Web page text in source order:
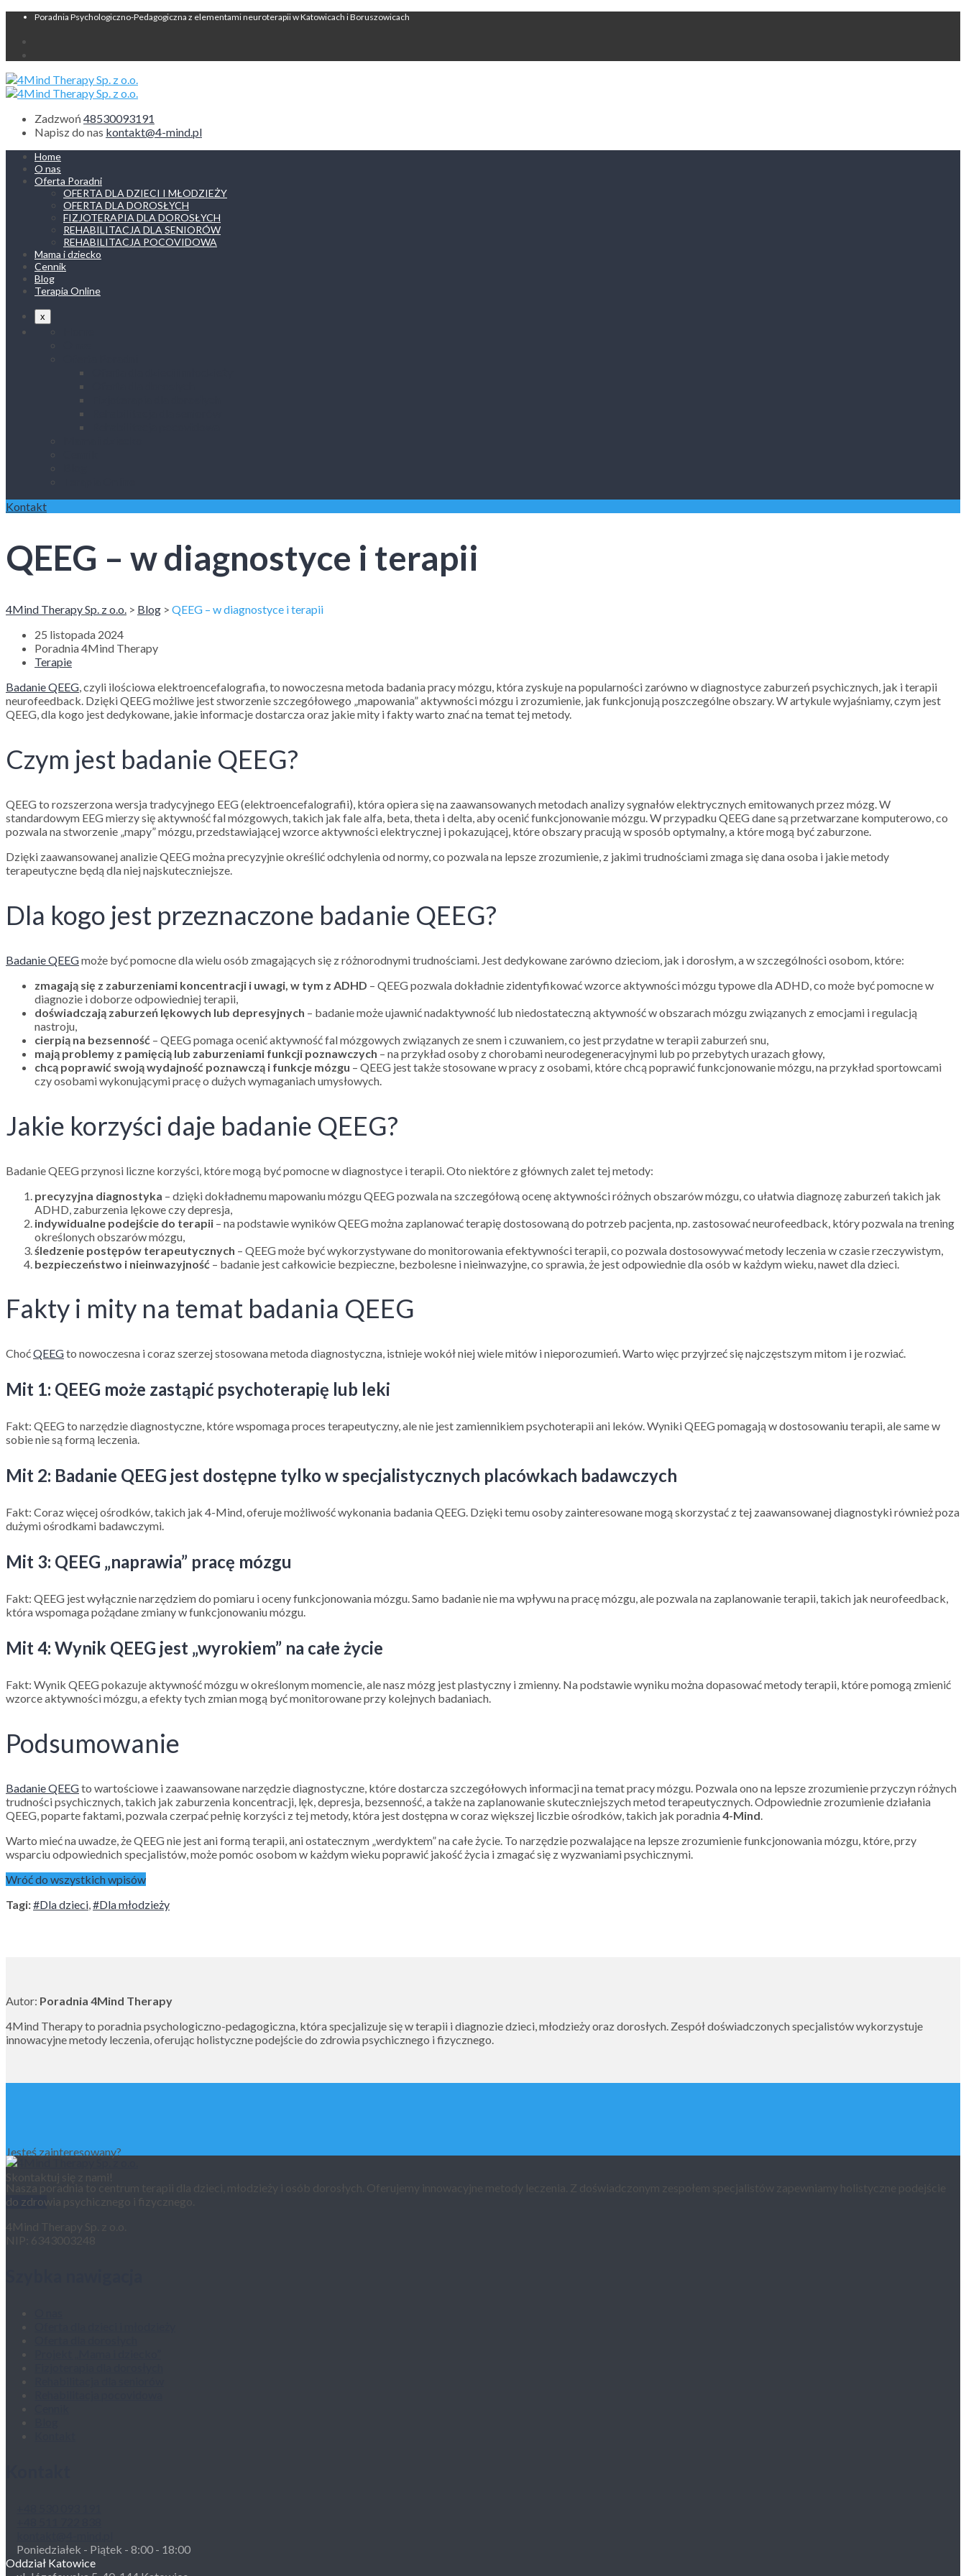
Poradnia Psychologiczno-Pedagogiczna z elementami neuroterapii w Katowicach i Boruszowicach
Zadzwoń 48530093191
Napisz do nas kontakt@4-mind.pl
Home
O nas
Oferta Poradni
OFERTA DLA DZIECI I MŁODZIEŻY
OFERTA DLA DOROSŁYCH
FIZJOTERAPIA DLA DOROSŁYCH
REHABILITACJA DLA SENIORÓW
REHABILITACJA POCOVIDOWA
Mama i dziecko
Cennik
Blog
Terapia Online
x
Kontakt
QEEG – w diagnostyce i terapii
4Mind Therapy Sp. z o.o. > Blog > QEEG – w diagnostyce i terapii
25 listopada 2024
Poradnia 4Mind Therapy
Terapie
Badanie QEEG, czyli ilościowa elektroencefalografia, to nowoczesna metoda badania pracy mózgu, która zyskuje na popularności zarówno w diagnostyce zaburzeń psychicznych, jak i terapii
neurofeedback. Dzięki QEEG możliwe jest stworzenie szczegółowego „mapowania” aktywności mózgu i zrozumienie, jak funkcjonują poszczególne obszary. W artykule wyjaśniamy, czym jest
QEEG, dla kogo jest dedykowane, jakie informacje dostarcza oraz jakie mity i fakty warto znać na temat tej metody.
Czym jest badanie QEEG?
QEEG to rozszerzona wersja tradycyjnego EEG (elektroencefalografii), która opiera się na zaawansowanych metodach analizy sygnałów elektrycznych emitowanych przez mózg. W
standardowym EEG mierzy się aktywność fal mózgowych, takich jak fale alfa, beta, theta i delta, aby ocenić funkcjonowanie mózgu. W przypadku QEEG dane są przetwarzane komputerowo, co
pozwala na stworzenie „mapy” mózgu, przedstawiającej wzorce aktywności elektrycznej i pokazującej, które obszary pracują w sposób optymalny, a które mogą być zaburzone.
Dzięki zaawansowanej analizie QEEG można precyzyjnie określić odchylenia od normy, co pozwala na lepsze zrozumienie, z jakimi trudnościami zmaga się dana osoba i jakie metody
terapeutyczne będą dla niej najskuteczniejsze.
Dla kogo jest przeznaczone badanie QEEG?
Badanie QEEGmoże być pomocne dla wielu osób zmagających się z różnorodnymi trudnościami. Jest dedykowane zarówno dzieciom, jak i dorosłym, a w szczególności osobom, które:
zmagają się z zaburzeniami koncentracji i uwagi, w tym z ADHD – QEEG pozwala dokładnie zidentyfikować wzorce aktywności mózgu typowe dla ADHD, co może być pomocne w
diagnozie i doborze odpowiedniej terapii,
doświadczają zaburzeń lękowych lub depresyjnych – badanie może ujawnić nadaktywność lub niedostateczną aktywność w obszarach mózgu związanych z emocjami i regulacją
nastroju,
cierpią na bezsenność – QEEG pomaga ocenić aktywność fal mózgowych związanych ze snem i czuwaniem, co jest przydatne w terapii zaburzeń snu,
mają problemy z pamięcią lub zaburzeniami funkcji poznawczych – na przykład osoby z chorobami neurodegeneracyjnymi lub po przebytych urazach głowy,
chcą poprawić swoją wydajność poznawczą i funkcje mózgu – QEEG jest także stosowane w pracy z osobami, które chcą poprawić funkcjonowanie mózgu, na przykład sportowcami
czy osobami wykonującymi pracę o dużych wymaganiach umysłowych.
Jakie korzyści daje badanie QEEG?
Badanie QEEG przynosi liczne korzyści, które mogą być pomocne w diagnostyce i terapii. Oto niektóre z głównych zalet tej metody:
precyzyjna diagnostyka – dzięki dokładnemu mapowaniu mózgu QEEG pozwala na szczegółową ocenę aktywności różnych obszarów mózgu, co ułatwia diagnozę zaburzeń takich jak
ADHD, zaburzenia lękowe czy depresja,
indywidualne podejście do terapii – na podstawie wyników QEEG można zaplanować terapię dostosowaną do potrzeb pacjenta, np. zastosować neurofeedback, który pozwala na trening
określonych obszarów mózgu,
śledzenie postępów terapeutycznych – QEEG może być wykorzystywane do monitorowania efektywności terapii, co pozwala dostosowywać metody leczenia w czasie rzeczywistym,
bezpieczeństwo i nieinwazyjność – badanie jest całkowicie bezpieczne, bezbolesne i nieinwazyjne, co sprawia, że jest odpowiednie dla osób w każdym wieku, nawet dla dzieci.
Fakty i mity na temat badania QEEG
ChoćQEEGto nowoczesna i coraz szerzej stosowana metoda diagnostyczna, istnieje wokół niej wiele mitów i nieporozumień. Warto więc przyjrzeć się najczęstszym mitom i je rozwiać.
Mit 1: QEEG może zastąpić psychoterapię lub leki
Fakt: QEEG to narzędzie diagnostyczne, które wspomaga proces terapeutyczny, ale nie jest zamiennikiem psychoterapii ani leków. Wyniki QEEG pomagają w dostosowaniu terapii, ale same w
sobie nie są formą leczenia.
Mit 2: Badanie QEEG jest dostępne tylko w specjalistycznych placówkach badawczych
Fakt: Coraz więcej ośrodków, takich jak 4-Mind, oferuje możliwość wykonania badania QEEG. Dzięki temu osoby zainteresowane mogą skorzystać z tej zaawansowanej diagnostyki również poza
dużymi ośrodkami badawczymi.
Mit 3: QEEG „naprawia” pracę mózgu
Fakt: QEEG jest wyłącznie narzędziem do pomiaru i oceny funkcjonowania mózgu. Samo badanie nie ma wpływu na pracę mózgu, ale pozwala na zaplanowanie terapii, takich jak neurofeedback,
która wspomaga pożądane zmiany w funkcjonowaniu mózgu.
Mit 4: Wynik QEEG jest „wyrokiem” na całe życie
Fakt: Wynik QEEG pokazuje aktywność mózgu w określonym momencie, ale nasz mózg jest plastyczny i zmienny. Na podstawie wyniku można dopasować metody terapii, które pomogą zmienić
wzorce aktywności mózgu, a efekty tych zmian mogą być monitorowane przy kolejnych badaniach.
Podsumowanie
Badanie QEEGto wartościowe i zaawansowane narzędzie diagnostyczne, które dostarcza szczegółowych informacji na temat pracy mózgu. Pozwala ono na lepsze zrozumienie przyczyn różnych
trudności psychicznych, takich jak zaburzenia koncentracji, lęk, depresja, bezsenność, a także na zaplanowanie skuteczniejszych metod terapeutycznych. Odpowiednie zrozumienie działania
QEEG, poparte faktami, pozwala czerpać pełnię korzyści z tej metody, która jest dostępna w coraz większej liczbie ośrodków, takich jak poradnia4-Mind.
Warto mieć na uwadze, że QEEG nie jest ani formą terapii, ani ostatecznym „werdyktem” na całe życie. To narzędzie pozwalające na lepsze zrozumienie funkcjonowania mózgu, które, przy
wsparciu odpowiednich specjalistów, może pomóc osobom w każdym wieku poprawić jakość życia i zmagać się z wyzwaniami psychicznymi.
Wróć do wszystkich wpisów
Tagi:#Dla dzieci,#Dla młodzieży
Autor: Poradnia 4Mind Therapy
4Mind Therapy to poradnia psychologiczno-pedagogiczna, która specjalizuje się w terapii i diagnozie dzieci, młodzieży oraz dorosłych. Zespół doświadczonych specjalistów wykorzystuje
innowacyjne metody leczenia, oferując holistyczne podejście do zdrowia psychicznego i fizycznego.
Jesteś zainteresowany?
Skontaktuj się z nami!
Kontakt
Nasza poradnia to centrum terapii dla dzieci, młodzieży i osób dorosłych. Oferujemy innowacyjne metody leczenia. Z doświadczonym zespołem specjalistów zapewniamy holistyczne podejście
do zdrowia psychicznego i fizycznego.
4Mind Therapy Sp. z o.o.
NIP: 6343003248
Poniedziałek - Piątek - 8:00 - 18:00
Oddział Katowice